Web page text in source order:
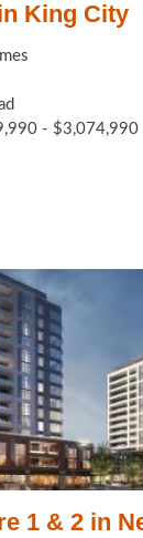
King City
- $3,074,990
1 & 2 in